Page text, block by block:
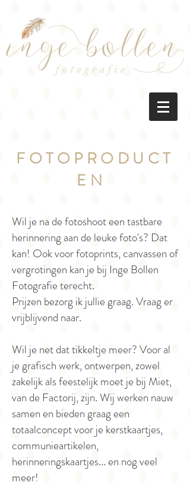
FOTOPRODUCT
EN
Wil je na de fotoshoot een tastbare
herinnering aan de leuke foto's? Dat
kan! Ook voor fotoprints, canvassen of
vergrotingen kan je bij Inge Bollen
Fotografie terecht.
Prijzen bezorg ik jullie graag. Vraag er
vrijblijvend naar.
Wil je net dat tikkeltje meer? Voor al
je grafisch werk, ontwerpen, zowel
zakelijk als feestelijk moet je bij Miet,
van de Factorij, zijn. Wij werken nauw
samen en bieden graag een
totaalconcept voor je kerstkaartjes,
communieartikelen,
herinneringskaartjes... en nog veel
meer!